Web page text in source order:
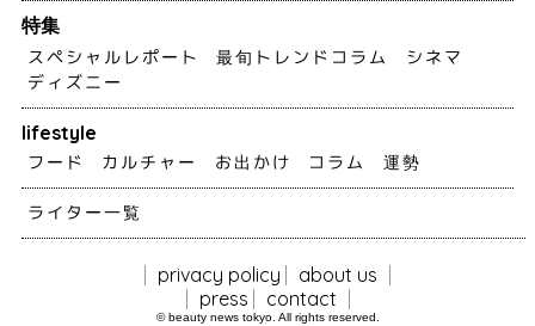
特集
スペシャルレポート
最旬トレンドコラム
シネマ
ディズニー
lifestyle
フード
カルチャー お出かけ コラム 運勢
ライター一覧
privacy policy
about us
press
contact
© beauty news tokyo. All rights reserved.